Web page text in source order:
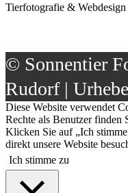
Tierfotografie &
© Sonnentier
Rudorf |
Diese Website verwendet
Rechte als Benutzer finden
Klicken Sie auf „Ich
direkt unsere Website
Ich stimme zu